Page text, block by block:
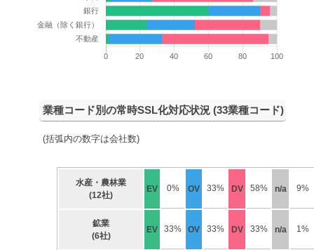
業種コード別の常時SSL化対応状況 (33業種コード)
(括弧内の数字は会社数)
水産・農林業
(12社)
EV 0% OV 33% DV 58% n/a 9%
鉱業
(6社)
EV 33% OV 33% DV 33% n/a 1%